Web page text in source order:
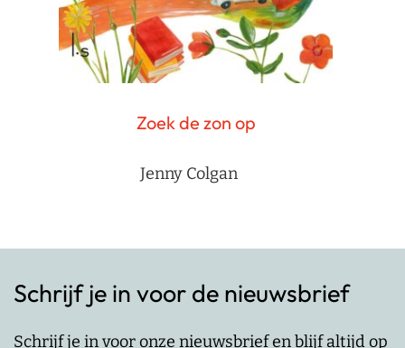
Zoek de zon op
Jenny Colgan
Schrijf je in voor de nieuwsbrief
Schrijf je in voor onze nieuwsbrief en blijf altijd op